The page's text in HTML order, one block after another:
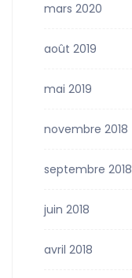
mars 2020
août 2019
mai 2019
novembre 2018
septembre 2018
juin 2018
avril 2018